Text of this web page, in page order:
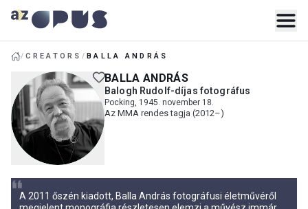
/CREATORS /BALLA ANDRÁS
BALLA ANDRÁS
Balogh Rudolf-díjas fotográfus
Pocking, 1945. november 18.
Az MMA rendes tagja (2012–)
A 2011 őszén kiadott, Balla András fotográfusi életművéről